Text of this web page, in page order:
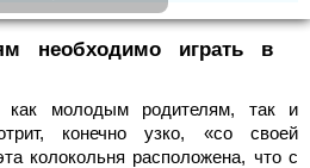
необходимо играть в
как молодым родителям, так и
конечно узко, «со своей
колокольня расположена, что с